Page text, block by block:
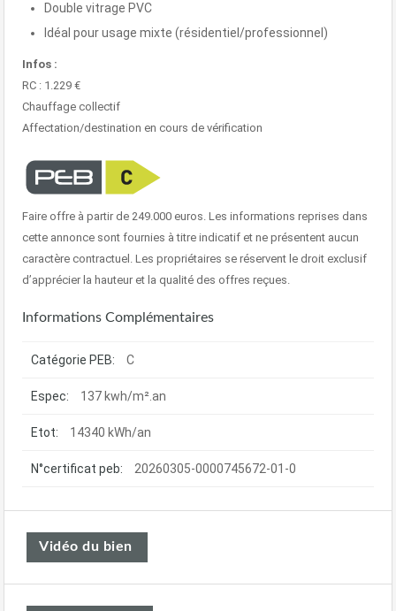
Double vitrage PVC
Idéal pour usage mixte (résidentiel/professionnel)
Infos :
RC : 1.229 €
Chauffage collectif
Affectation/destination en cours de vérification
Faire offre à partir de 249.000 euros. Les informations reprises dans
cette annonce sont fournies à titre indicatif et ne présentent aucun
caractère contractuel. Les propriétaires se réservent le droit exclusif
d’apprécier la hauteur et la qualité des offres reçues.
Informations Complémentaires
Catégorie PEB: C
Espec: 137 kwh/m².an
Etot: 14340 kWh/an
N°certificat peb: 20260305-0000745672-01-0
Vidéo du bien